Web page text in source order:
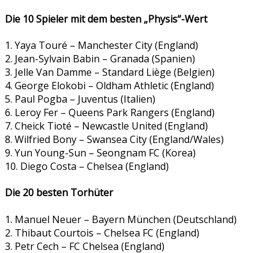
Die 10 Spieler mit dem besten „Physis“-Wert
1. Yaya Touré – Manchester City (England)
2. Jean-Sylvain Babin – Granada (Spanien)
3. Jelle Van Damme – Standard Liège (Belgien)
4. George Elokobi – Oldham Athletic (England)
5. Paul Pogba – Juventus (Italien)
6. Leroy Fer – Queens Park Rangers (England)
7. Cheick Tioté – Newcastle United (England)
8. Wilfried Bony – Swansea City (England/Wales)
9. Yun Young-Sun – Seongnam FC (Korea)
10. Diego Costa – Chelsea (England)
Die 20 besten Torhüter
1. Manuel Neuer – Bayern München (Deutschland)
2. Thibaut Courtois – Chelsea FC (England)
3. Petr Cech – FC Chelsea (England)